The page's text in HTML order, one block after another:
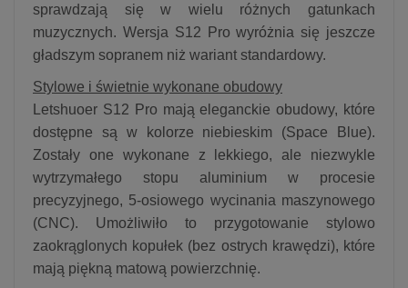
sprawdzają się w wielu różnych gatunkach
muzycznych. Wersja S12 Pro wyróżnia się jeszcze
gładszym sopranem niż wariant standardowy.
Stylowe i świetnie wykonane obudowy
Letshuoer S12 Pro mają eleganckie obudowy, które
dostępne są w kolorze niebieskim (Space Blue).
Zostały one wykonane z lekkiego, ale niezwykle
wytrzymałego stopu aluminium w procesie
precyzyjnego, 5-osiowego wycinania maszynowego
(CNC). Umożliwiło to przygotowanie stylowo
zaokrąglonych kopułek (bez ostrych krawędzi), które
mają piękną matową powierzchnię.